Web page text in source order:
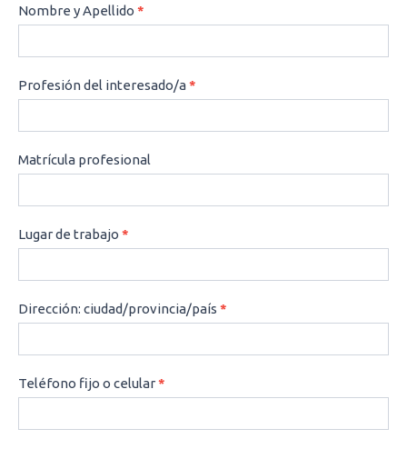
CONSULTAS
Nombre y Apellido *
Profesión del interesado/a*
Matrícula profesional
Lugar de trabajo *
Dirección: ciudad/provincia/país *
Teléfono fijo o celular*